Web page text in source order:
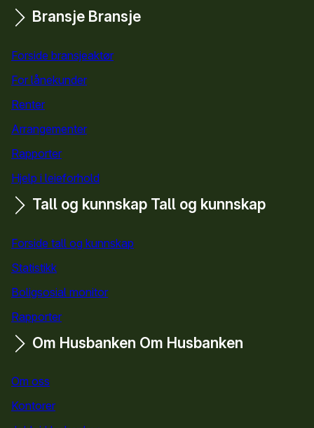
Bransje Bransje
Forside bransjeaktør
For lånekunder
Renter
Arrangementer
Rapporter
Hjelp i leieforhold
Tall og kunnskap Tall og kunnskap
Forside tall og kunnskap
Statistikk
Boligsosial monitor
Rapporter
Om Husbanken Om Husbanken
Om oss
Kontorer